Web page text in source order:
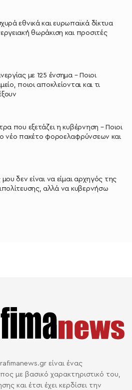
εθνικά και ευρωπαϊκά δίκτυα
θωράκιση και προσιτές
με 125 ένσημα – Ποιοι
ποιοι αποκλείονται και τι
που εξετάζει η κυβέρνηση – Ποιοι
νέο πακέτο φοροελαφρύνσεων και
δεν είναι να είμαι αρχηγός της
αλλά να κυβερνήσω
είναι ένας
με βασικό χαρακτηριστικό του,
και έτσι έχει κερδίσει την